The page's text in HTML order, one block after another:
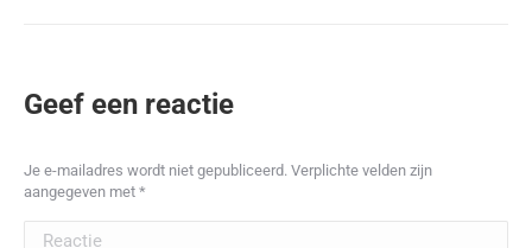
Geef een reactie
Je e-mailadres wordt niet gepubliceerd. Verplichte velden zijn
aangegeven met *
Reactie